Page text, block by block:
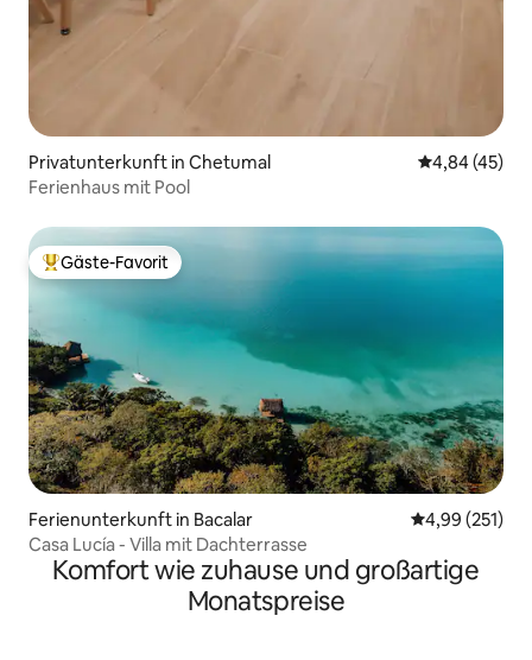
Privatunterkunft in Chetumal
4,84 (45)
Ferienhaus mit Pool
Beliebter Gäste-Favorit.
Gäste-Favorit
Ferienunterkunft in Bacalar
4,99 (251)
Casa Lucía - Villa mit Dachterrasse
Komfort wie zuhause und großartige
Monatspreise